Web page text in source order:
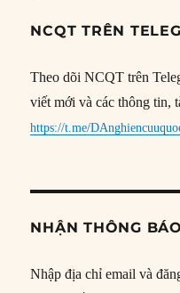
NCQT TRÊN
Theo dõi NCQT trên
viết mới và các thông
https://t.me/
NHẬN THÔNG
Nhập địa chỉ email và